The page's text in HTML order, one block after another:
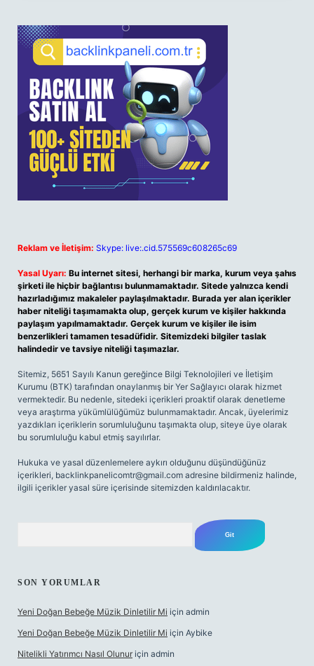
Reklam ve İletişim: Skype: live:.cid.575569c608265c69
Yasal Uyarı: Bu internet sitesi, herhangi bir marka, kurum veya şahıs
şirketi ile hiçbir bağlantısı bulunmamaktadır. Sitede yalnızca kendi
hazırladığımız makaleler paylaşılmaktadır. Burada yer alan içerikler
haber niteliği taşımamakta olup, gerçek kurum ve kişiler hakkında
paylaşım yapılmamaktadır. Gerçek kurum ve kişiler ile isim
benzerlikleri tamamen tesadüfidir. Sitemizdeki bilgiler taslak
halindedir ve tavsiye niteliği taşımazlar.
Sitemiz, 5651 Sayılı Kanun gereğince Bilgi Teknolojileri ve İletişim
Kurumu (BTK) tarafından onaylanmış bir Yer Sağlayıcı olarak hizmet
vermektedir. Bu nedenle, sitedeki içerikleri proaktif olarak denetleme
veya araştırma yükümlülüğümüz bulunmamaktadır. Ancak, üyelerimiz
yazdıkları içeriklerin sorumluluğunu taşımakta olup, siteye üye olarak
bu sorumluluğu kabul etmiş sayılırlar.
Hukuka ve yasal düzenlemelere aykırı olduğunu düşündüğünüz
içerikleri, backlinkpanelicomtr@gmail.com adresine bildirmeniz halinde,
ilgili içerikler yasal süre içerisinde sitemizden kaldırılacaktır.
SON YORUMLAR
Yeni Doğan Bebeğe Müzik Dinletilir Mi için admin
Yeni Doğan Bebeğe Müzik Dinletilir Mi için Aybike
Nitelikli Yatırımcı Nasıl Olunur için admin